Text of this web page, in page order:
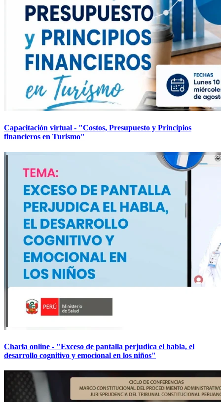
Capacitación virtual - "Costos, Presupuesto y Principios
financieros en Turismo"
Charla online - "Exceso de pantalla perjudica el habla, el
desarrollo cognitivo y emocional en los niños"